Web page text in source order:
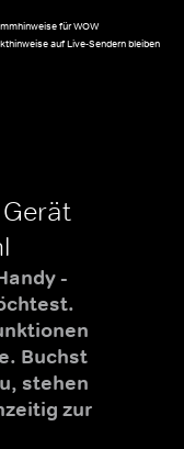
für WOW
auf Live-Sendern bleiben
-
Buchst
stehen
zur